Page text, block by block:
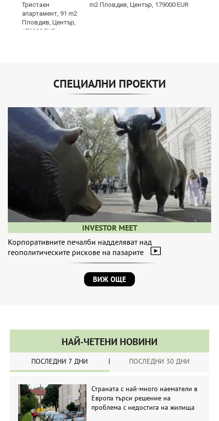
m2 Пловдив, Център, 179000 EUR
СПЕЦИАЛНИ ПРОЕКТИ
INVESTOR MEET
Корпоративните печалби надделяват над
геополитическите рискове на пазарите
ВИЖ ОЩЕ
НАЙ-ЧЕТЕНИ НОВИНИ
ПОСЛЕДНИ 7 ДНИ ПОСЛЕДНИ 30 ДНИ
Страната с най-много наематели в
Европа търси решение на
проблема с недостига на жилища